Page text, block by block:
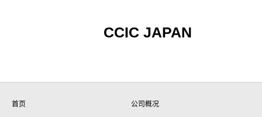
CCIC JAPAN
首页 公司概况